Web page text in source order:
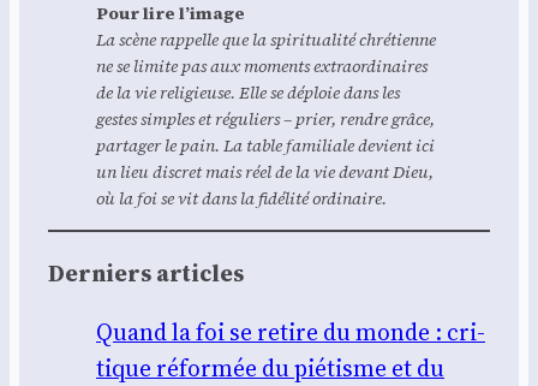
Pour lire l’image
La scène rap­pelle que la spi­ri­tua­li­té chré­tienne
ne se limite pas aux moments extra­or­di­naires
de la vie reli­gieuse. Elle se déploie dans les
gestes simples et régu­liers – prier, rendre grâce,
par­ta­ger le pain. La table fami­liale devient ici
un lieu dis­cret mais réel de la vie devant Dieu,
où la foi se vit dans la fidé­li­té ordi­naire.
Der­niers articles
Quand la foi se retire du monde : cri­
tique réfor­mée du pié­tisme et du